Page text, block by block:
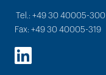
Tel.: +49 30 40005-300
Fax: +49 30 40005-319
LinkedIn